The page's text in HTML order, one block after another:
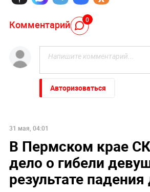
Комментарий 0
Авторизоваться
31 мая, 04:01
В Пермском крае
дело о гибели
результате